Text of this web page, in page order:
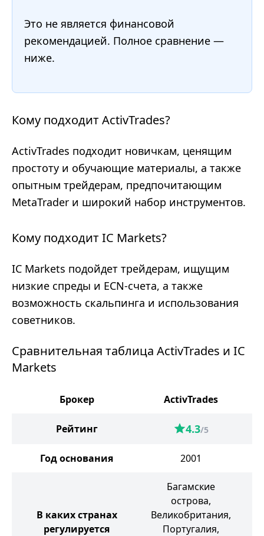
Это не является финансовой
рекомендацией. Полное сравнение —
ниже.
Кому подходит ActivTrades?
ActivTrades подходит новичкам, ценящим
простоту и обучающие материалы, а также
опытным трейдерам, предпочитающим
MetaTrader и широкий набор инструментов.
Кому подходит IC Markets?
IC Markets подойдет трейдерам, ищущим
низкие спреды и ECN-счета, а также
возможность скальпинга и использования
советников.
Сравнительная таблица ActivTrades и IC
Markets
Брокер ActivTrades
Рейтинг 4.3/5
Год основания 2001
В каких странах
регулируется
Багамские
острова,
Великобритания,
Португалия,